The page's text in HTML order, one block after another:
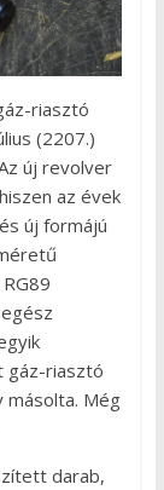
riasztó
(2207.)
új revolver
az évek
új formájú
gáz-riasztó
másolta. Még
darab,